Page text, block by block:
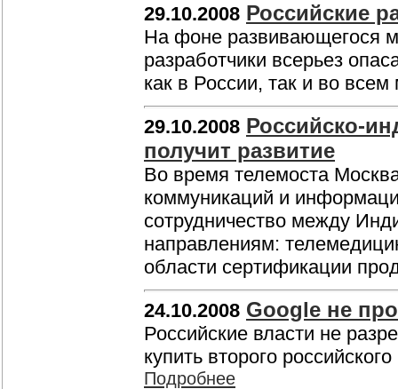
29.10.2008 Российские
На фоне развивающегося
разработчики всерьез
как в России, так и во
29.10.2008 Российско-
получит развитие
Во время телемоста
коммуникаций и
сотрудничество между
направлениям:
области сертификации
24.10.2008 Google не
Российские власти не
купить второго
Подробнее